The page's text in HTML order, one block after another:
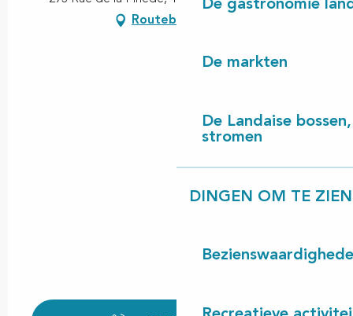
De gastronomie
De markten
De Landaise
stromen
DINGEN OM TE
Routebeschrijving